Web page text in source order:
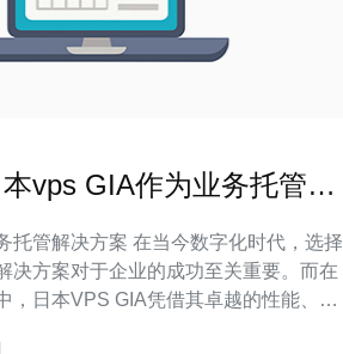
vps GIA作为业务托管解
托管解决方案 在当今数字化时代，选择
决方案对于企业的成功至关重要。而在
，日本VPS GIA凭借其卓越的性能、合